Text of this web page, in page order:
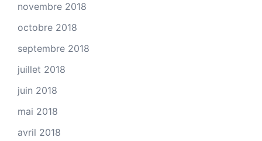
novembre 2018
octobre 2018
septembre 2018
juillet 2018
juin 2018
mai 2018
avril 2018